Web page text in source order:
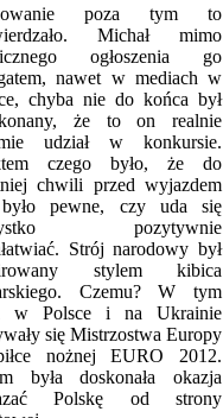
poza tym to
Michał mimo
ogłoszenia go
nawet w mediach w
chyba nie do końca był
że to on realnie
udział w konkursie.
czego było, że do
chwili przed wyjazdem
pewne, czy uda się
pozytywnie
Strój narodowy był
stylem kibica
Czemu? W tym
w Polsce i na Ukrainie
się Mistrzostwa Europy
nożnej EURO 2012.
była doskonała okazja
Polskę od strony